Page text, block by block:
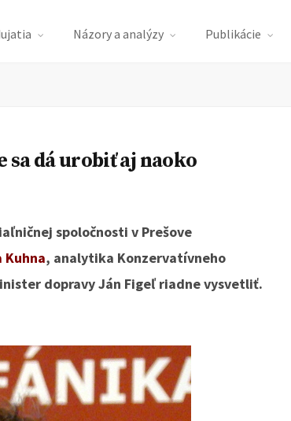
Názory a analýzy Publikácie
sa dá urobiť aj naoko
spoločnosti v Prešove
Kuhna, analytika Konzervatívneho
dopravy Ján Figeľ riadne vysvetliť.